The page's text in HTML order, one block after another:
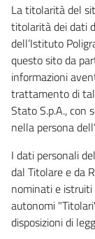
La titolarità del
titolarità dei dati
dell’Istituto
questo sito da
informazioni
trattamento di
Stato S.p.A., con
nella persona
I dati personali
dal Titolare e da
nominati e istruiti
autonomi
disposizioni di